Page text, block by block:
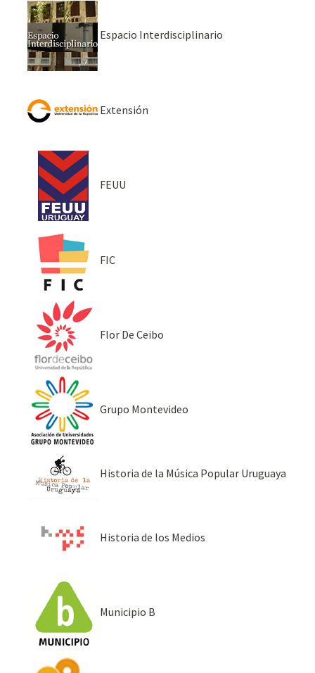
Espacio Interdisciplinario
Extensión
FEUU
FIC
Flor De Ceibo
Grupo Montevideo
Historia de la Música Popular Uruguaya
Historia de los Medios
Municipio B